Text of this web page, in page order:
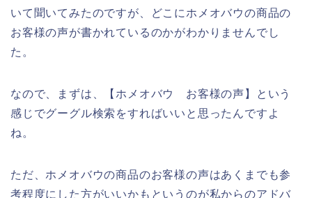
いて聞いてみたのですが、どこにホメオバウの商品の
お客様の声が書かれているのかがわかりませんでし
た。
なので、まずは、【ホメオバウ お客様の声】という
感じでグーグル検索をすればいいと思ったんですよ
ね。
ただ、ホメオバウの商品のお客様の声はあくまでも参
考程度にした方がいいかもというのが私からのアドバ